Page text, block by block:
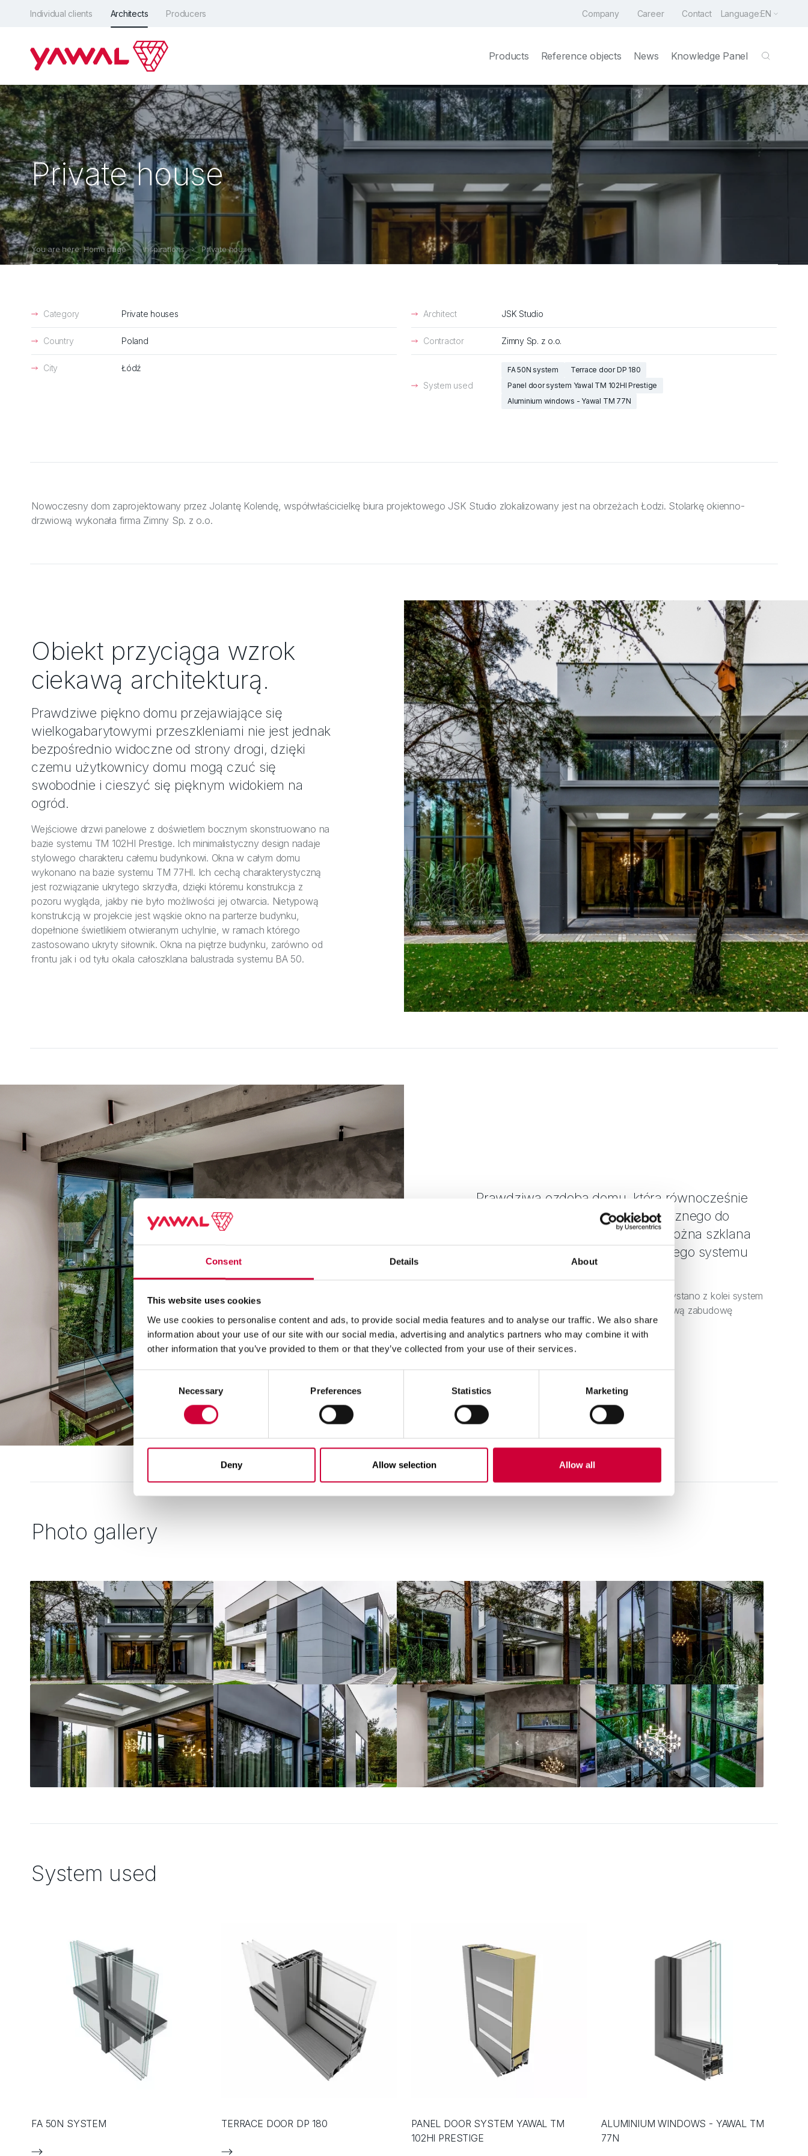
Consent Details About
This website uses cookies
We use cookies to personalise content and ads, to provide social media features and to analyse our traffic. We also share
information about your use of our site with our social media, advertising and analytics partners who may combine it with
other information that you’ve provided to them or that they’ve collected from your use of their services.
Consent
Selection
Necessary Preferences Statistics Marketing
Deny Allow selection Allow all
Individual clients Architects Producers Company Career Contact Language:EN
Products Reference objects News Knowledge Panel
Private house
You are here: Home page Inspirations Private house
Category Private houses
Country Poland
City Łódź
Architect JSK Studio
Contractor Zimny Sp. z o.o.
System used
FA 50N system
Terrace door DP 180
Panel door system Yawal TM 102HI Prestige
Aluminium windows - Yawal TM 77N
Nowoczesny dom zaprojektowany przez Jolantę Kolendę, współwłaścicielkę biura projektowego JSK Studio zlokalizowany jest na obrzeżach Łodzi. Stolarkę okienno-
drzwiową wykonała firma Zimny Sp. z o.o.
Obiekt przyciąga wzrok
ciekawą architekturą.
Prawdziwe piękno domu przejawiające się
wielkogabarytowymi przeszkleniami nie jest jednak
bezpośrednio widoczne od strony drogi, dzięki
czemu użytkownicy domu mogą czuć się
swobodnie i cieszyć się pięknym widokiem na
ogród.
Wejściowe drzwi panelowe z doświetlem bocznym skonstruowano na
bazie systemu TM 102HI Prestige. Ich minimalistyczny design nadaje
stylowego charakteru całemu budynkowi. Okna w całym domu
wykonano na bazie systemu TM 77HI. Ich cechą charakterystyczną
jest rozwiązanie ukrytego skrzydła, dzięki któremu konstrukcja z
pozoru wygląda, jakby nie było możliwości jej otwarcia. Nietypową
konstrukcją w projekcie jest wąskie okno na parterze budynku,
dopełnione świetlikiem otwieranym uchylnie, w ramach którego
zastosowano ukryty siłownik. Okna na piętrze budynku, zarówno od
frontu jak i od tyłu okala całoszklana balustrada systemu BA 50.
Prawdziwą ozdobą domu, która równocześnie
gwarantuje napływ światła słonecznego do
wszystkich pomieszczeń, jest narożna szklana
fasada wykonana na bazie topowego systemu
Do skonstruowania drzwi tarasowych wykorzystano z kolei system
DP 180, który zapewnia praktycznie bezprogową zabudowę
ułatwiającą przemieszczanie się.
Photo gallery
System used
FA 50N SYSTEM TERRACE DOOR DP 180
PANEL DOOR SYSTEM YAWAL TM
102HI PRESTIGE
ALUMINIUM WINDOWS - YAWAL TM
77N